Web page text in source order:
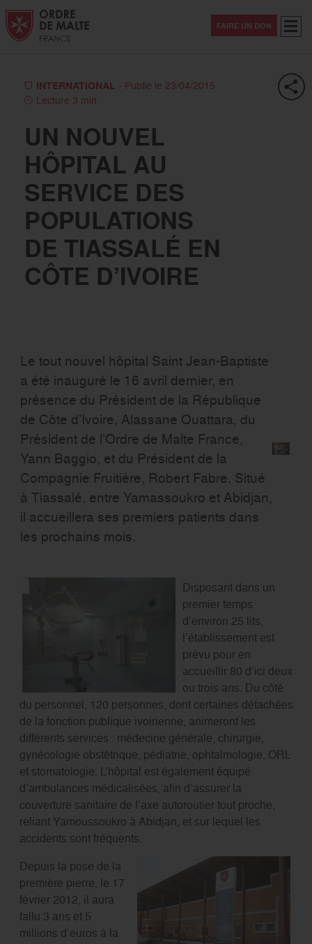
Aller au contenu
Aller à la recherche
Aller au menu
FAIRE UN DON
INTERNATIONAL - Publié le 23/04/2015
Lecture 3 min
UN NOUVEL
HÔPITAL AU
SERVICE DES
POPULATIONS
DE TIASSALÉ EN
CÔTE D’IVOIRE
Le tout nouvel hôpital Saint Jean-Baptiste
a été inauguré le 16 avril dernier, en
présence du Président de la République
de Côte d’Ivoire, Alassane Ouattara, du
Président de l’Ordre de Malte France,
Yann Baggio, et du Président de la
Compagnie Fruitière, Robert Fabre. Situé
à Tiassalé, entre Yamassoukro et Abidjan,
il accueillera ses premiers patients dans
les prochains mois.
Disposant dans un
premier temps
d’environ 25 lits,
l’établissement est
prévu pour en
accueillir 80 d’ici deux
ou trois ans. Du côté
du personnel, 120 personnes, dont certaines détachées
de la fonction publique ivoirienne, animeront les
différents services : médecine générale, chirurgie,
gynécologie obstétrique, pédiatrie, ophtalmologie, ORL
et stomatologie. L’hôpital est également équipé
d’ambulances médicalisées, afin d’assurer la
couverture sanitaire de l’axe autoroutier tout proche,
reliant Yamoussoukro à Abidjan, et sur lequel les
accidents sont fréquents.
Depuis la pose de la
première pierre, le 17
février 2012, il aura
fallu 3 ans et 5
millions d’euros à la